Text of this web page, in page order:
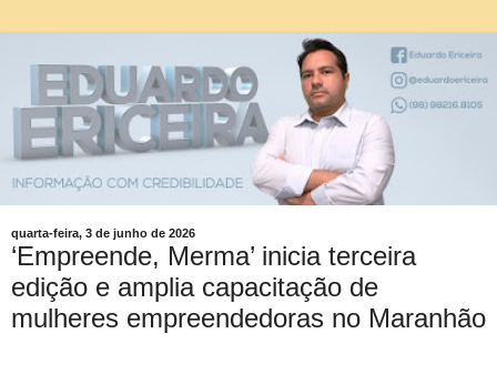
quarta-feira, 3 de junho de 2026
‘Empreende, Merma’ inicia terceira
edição e amplia capacitação de
mulheres empreendedoras no Maranhão